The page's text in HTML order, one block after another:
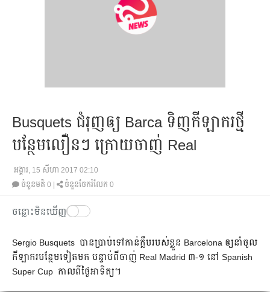
Busquets ជំរុញ​ឲ្យ Barca ទិញ​កីឡាករ​ថ្មី​
បន្ថែម​លឿន​ៗ​ ក្រោយ​ចាញ់​ Real
អង្គារ, 15 សីហា 2017 02:10
ចំនួនមតិ 0 ចំនួនចែករំលែក 0
ចន្លោះមិនឃើញ
Sergio Busquets បាន​ប្រាប់​ទៅកាន់​ក្លឹប​របស់​ខ្លួន Barcelona ឲ្យ​នាំ​ចូល​
កីឡាករ​បន្ថែម​​ទៀត​មក បន្ទាប់​ពី​ចាញ់​ Real Madrid ៣-១​ នៅ Spanish
Super Cup កាល​ពី​ថ្ងៃ​អាទិត្យ។